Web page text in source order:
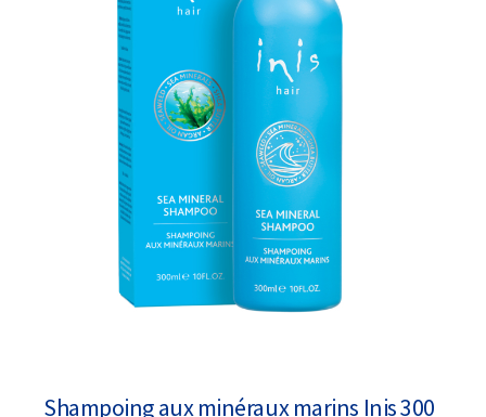
Shampoing aux minéraux marins Inis 300